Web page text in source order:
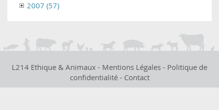
2007 (57)
L214 Ethique & Animaux - Mentions Légales - Politique de
confidentialité- Contact